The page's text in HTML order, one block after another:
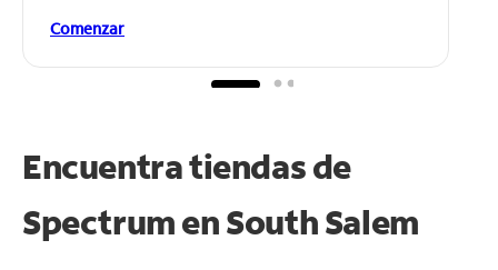
Comenzar
Encuentra tiendas de
Spectrum enSouth Salem